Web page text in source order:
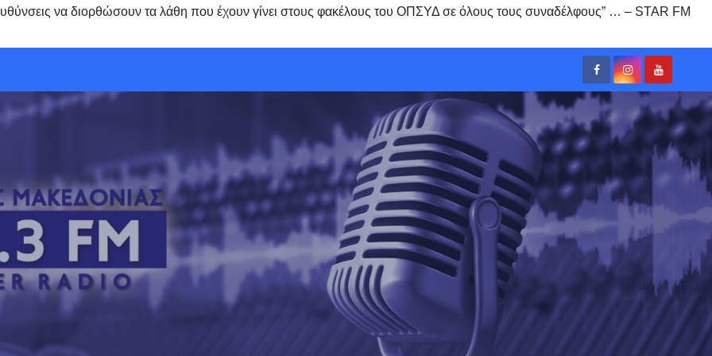
να διορθώσουν τα λάθη που έχουν γίνει στους φακέλους του ΟΠΣΥΔ σε όλους τους συναδέλφους” … – STAR FM